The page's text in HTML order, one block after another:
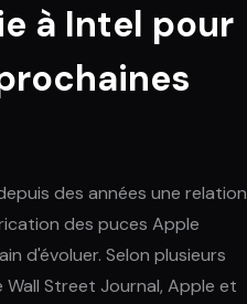
à Intel pour
des années une relation
des puces Apple
d'évoluer. Selon plusieurs
Street Journal, Apple et